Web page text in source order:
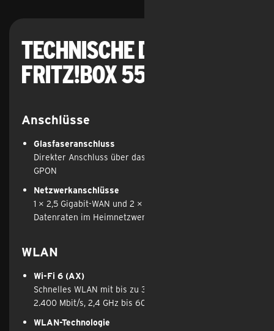
Technische Daten der
FRITZ!Box 5530 Fiber
Anschlüsse
Glasfaseranschluss
Direkter Anschluss über das FRITZ!SFP-Module für
GPON
Netzwerkanschlüsse
1 × 2,5 Gigabit-WAN und 2 × Gigabit-LAN für hohe
Datenraten im Heimnetzwerk
WLAN
Wi-Fi 6 (AX)
Schnelles WLAN mit bis zu 3.000 Mbit/s (5 GHz bis
2.400 Mbit/s, 2,4 GHz bis 600 Mbit/s)
WLAN-Technologie